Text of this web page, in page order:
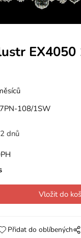
EX4050
108/1SW
dnů
Přidat do oblíbených